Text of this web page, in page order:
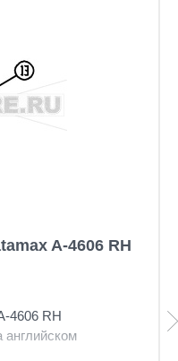
A-4606 RH
4606 RH
английском